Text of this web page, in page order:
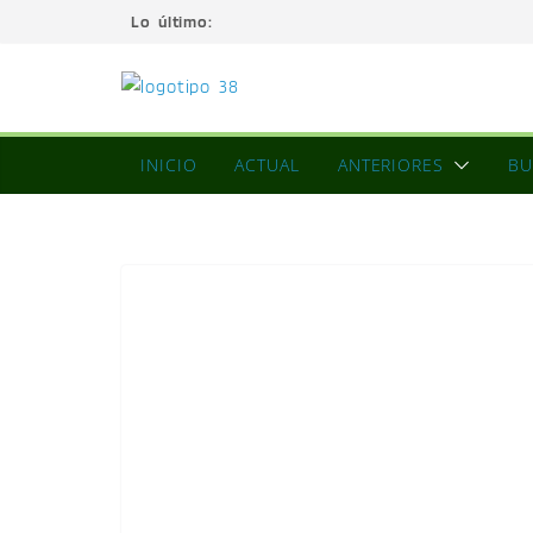
Lo último:
INICIO ACTUAL ANTERIORES